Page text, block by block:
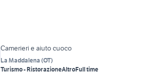
Camerieri e aiuto cuoco
La Maddalena (OT)
Turismo - RistorazioneAltroFull time